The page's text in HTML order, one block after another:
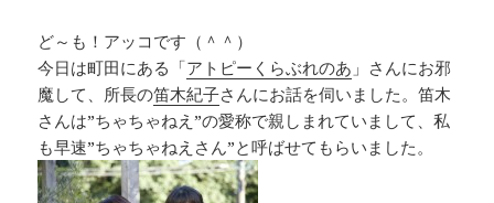
ど～も！アッコです（＾＾）
今日は町田にある「アトピーくらぶれのあ 」さんにお邪
魔して、所長の笛木紀子さんにお話を伺いました。笛木
さんは”ちゃちゃねえ”の愛称で親しまれていまして、私
も早速”ちゃちゃねえさん”と呼ばせてもらいました。